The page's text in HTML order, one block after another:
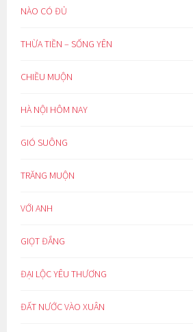
NÀO CÓ ĐỦ
THỪA TIỀN – SỐNG YÊN
CHIỀU MUỘN
HÀ NỘI HÔM NAY
GIÓ SUÔNG
TRĂNG MUỘN
VỚI ANH
GIỌT ĐẮNG
ĐẠI LỘC YÊU THƯƠNG
ĐẤT NƯỚC VÀO XUÂN